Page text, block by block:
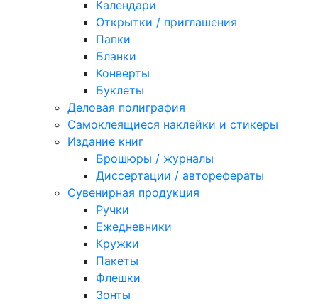
Календари
Открытки / приглашения
Папки
Бланки
Конверты
Буклеты
Деловая полиграфия
Самоклеящиеся наклейки и стикеры
Издание книг
Брошюры / журналы
Диссертации / авторефераты
Сувенирная продукция
Ручки
Ежедневники
Кружки
Пакеты
Флешки
Зонты